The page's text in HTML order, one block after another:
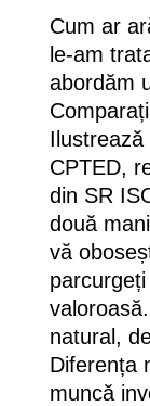
Cum ar
le-am
abordăm
CPTED,
din SR
două
vă
natural,
Diferența
muncă